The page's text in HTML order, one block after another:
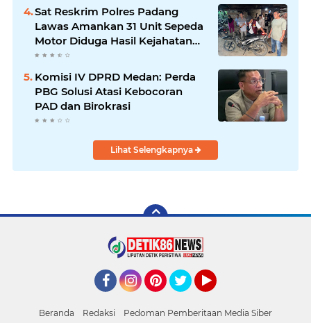
Sat Reskrim Polres Padang
Lawas Amankan 31 Unit Sepeda
Motor Diduga Hasil Kejahatan
dari Rumah Warga di Pasar
Latong
Komisi IV DPRD Medan: Perda
PBG Solusi Atasi Kebocoran
PAD dan Birokrasi
Lihat Selengkapnya
Beranda Redaksi
Pedoman Pemberitaan Media Siber